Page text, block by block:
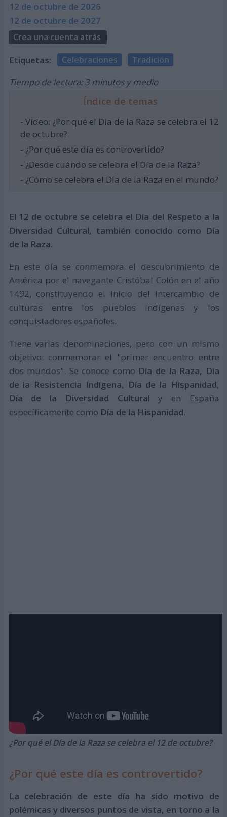
12 de octubre de 2026
12 de octubre de 2027
Crea una cuenta atrás
Etiquetas: Celebraciones Tradición
Tiempo de lectura: 3 minutos y medio
Índice de temas
- Vídeo: ¿Por qué el Día de la Raza se celebra el 12
de octubre?
- ¿Por qué este día es controvertido?
- ¿Desde cuándo se celebra el Día de la Raza?
- ¿Cómo se celebra el Día de la Raza en el mundo?
El 12 de octubre se celebra el Día del Respeto a la
Diversidad Cultural, también conocido como Día
de la Raza.
En este día se conmemora el descubrimiento de
América por el navegante Cristóbal Colón en el año
1492, constituyendo el inicio del intercambio de
culturas entre los pueblos indígenas y los
conquistadores españoles.
Tiene varias denominaciones, pero con un mismo
objetivo: conmemorar el "primer encuentro entre
dos mundos". Se conoce como Día de la Raza, Día
de la Resistencia Indígena, Día de la Hispanidad,
Día de la Diversidad Culturaly en España
específicamente como Día de la Hispanidad.
¿Por qué el Día de la Raza se celebra el 12 de octubre?
¿Por qué este día es controvertido?
La celebración de este día ha sido motivo de
polémicas y diversos puntos de vista, en torno a la